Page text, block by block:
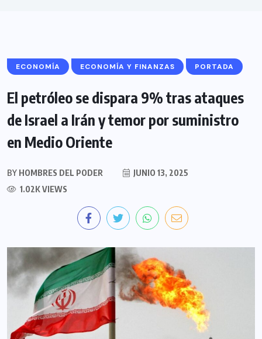
ECONOMÍA ECONOMÍA Y FINANZAS PORTADA
El petróleo se dispara 9% tras ataques
de Israel a Irán y temor por suministro
en Medio Oriente
BY HOMBRES DEL PODER
JUNIO 13, 2025
1.02K VIEWS